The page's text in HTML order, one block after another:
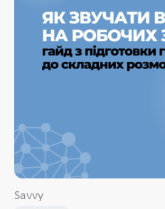
Savvy